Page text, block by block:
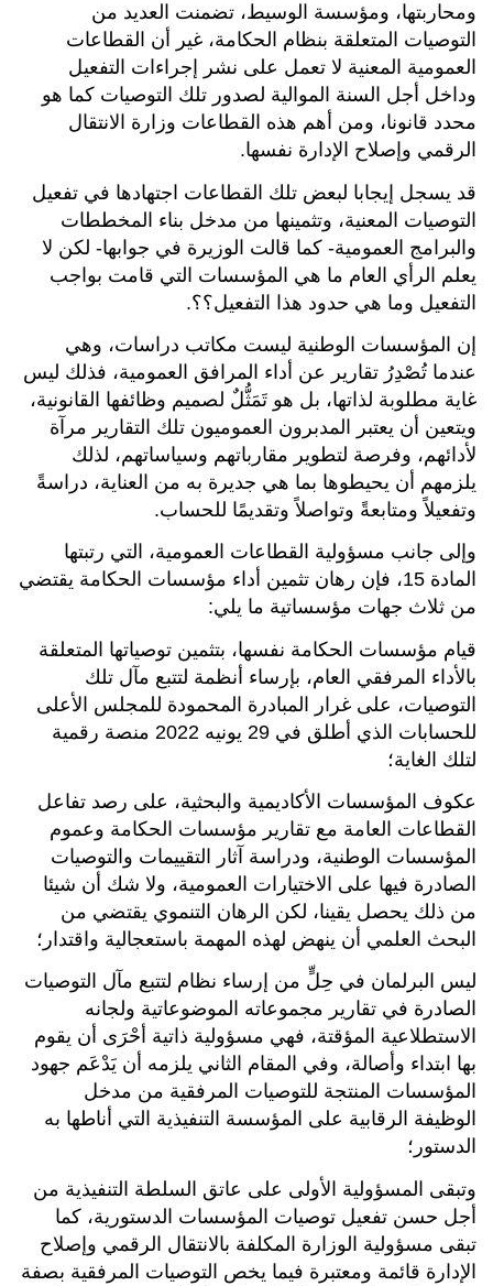
ومحاربتها، ومؤسسة الوسيط، تضمنت العديد من
التوصيات المتعلقة بنظام الحكامة، غير أن القطاعات
العمومية المعنية لا تعمل على نشر إجراءات التفعيل
وداخل أجل السنة الموالية لصدور تلك التوصيات كما هو
محدد قانونا، ومن أهم هذه القطاعات وزارة الانتقال
الرقمي وإصلاح الإدارة نفسها.
قد يسجل إيجابا لبعض تلك القطاعات اجتهادها في تفعيل
التوصيات المعنية، وتثمينها من مدخل بناء المخططات
والبرامج العمومية- كما قالت الوزيرة في جوابها- لكن لا
يعلم الرأي العام ما هي المؤسسات التي قامت بواجب
التفعيل وما هي حدود هذا التفعيل؟؟.
إن المؤسسات الوطنية ليست مكاتب دراسات، وهي
عندما تُصْدِرُ تقارير عن أداء المرافق العمومية، فذلك ليس
غاية مطلوبة لذاتها، بل هو تَمَثُّلٌ لصميم وظائفها القانونية،
ويتعين أن يعتبر المدبرون العموميون تلك التقارير مرآة
لأدائهم، وفرصة لتطوير مقارباتهم وسياساتهم، لذلك
يلزمهم أن يحيطوها بما هي جديرة به من العناية، دراسةً
وتفعيلاً ومتابعةً وتواصلاً وتقديمًا للحساب.
وإلى جانب مسؤولية القطاعات العمومية، التي رتبتها
المادة 15، فإن رهان تثمين أداء مؤسسات الحكامة يقتضي
من ثلاث جهات مؤسساتية ما يلي:
قيام مؤسسات الحكامة نفسها، بتثمين توصياتها المتعلقة
بالأداء المرفقي العام، بإرساء أنظمة لتتبع مآل تلك
التوصيات، على غرار المبادرة المحمودة للمجلس الأعلى
للحسابات الذي أطلق في 29 يونيه 2022 منصة رقمية
لتلك الغاية؛
عكوف المؤسسات الأكاديمية والبحثية، على رصد تفاعل
القطاعات العامة مع تقارير مؤسسات الحكامة وعموم
المؤسسات الوطنية، ودراسة آثار التقييمات والتوصيات
الصادرة فيها على الاختيارات العمومية، ولا شك أن شيئا
من ذلك يحصل يقينا، لكن الرهان التنموي يقتضي من
البحث العلمي أن ينهض لهذه المهمة باستعجالية واقتدار؛
ليس البرلمان في حِلٍّ من إرساء نظام لتتبع مآل التوصيات
الصادرة في تقارير مجموعاته الموضوعاتية ولجانه
الاستطلاعية المؤقتة، فهي مسؤولية ذاتية أحْرَى أن يقوم
بها ابتداء وأصالة، وفي المقام الثاني يلزمه أن يَدْعَم جهود
المؤسسات المنتجة للتوصيات المرفقية من مدخل
الوظيفة الرقابية على المؤسسة التنفيذية التي أناطها به
الدستور؛
وتبقى المسؤولية الأولى على عاتق السلطة التنفيذية من
أجل حسن تفعيل توصيات المؤسسات الدستورية، كما
تبقى مسؤولية الوزارة المكلفة بالانتقال الرقمي وإصلاح
الإدارة قائمة ومعتبرة فيما يخص التوصيات المرفقية بصفة